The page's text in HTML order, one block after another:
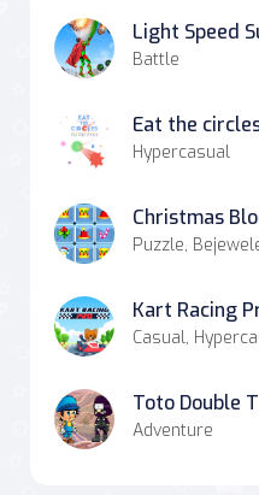
Light Speed
Battle
Eat the
Hypercasual
Christmas
Puzzle,
Kart Racing
Casual,
Toto Double
Adventure